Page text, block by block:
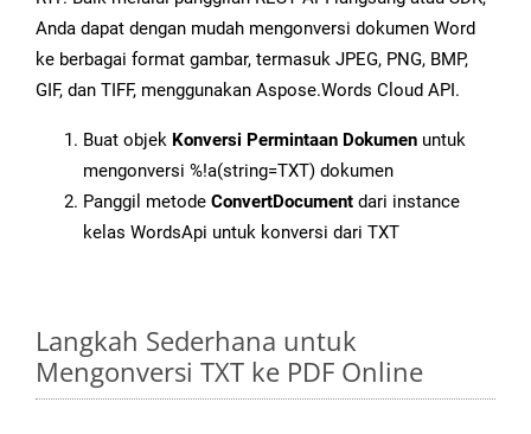
Anda dapat dengan mudah mengonversi dokumen Word
ke berbagai format gambar, termasuk JPEG, PNG, BMP,
GIF, dan TIFF, menggunakan Aspose.Words Cloud API.
Buat objek Konversi Permintaan Dokumen untuk
mengonversi %!a(string=TXT) dokumen
Panggil metode ConvertDocument dari instance
kelas WordsApi untuk konversi dari TXT
Langkah Sederhana untuk
Mengonversi TXT ke PDF Online